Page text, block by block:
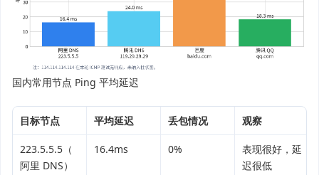
国内常用节点 Ping 平均延迟
目标节点 平均延迟 丢包情况 观察
223.5.5.5（
阿里 DNS）
16.4ms 0%
表现很好，延
迟很低